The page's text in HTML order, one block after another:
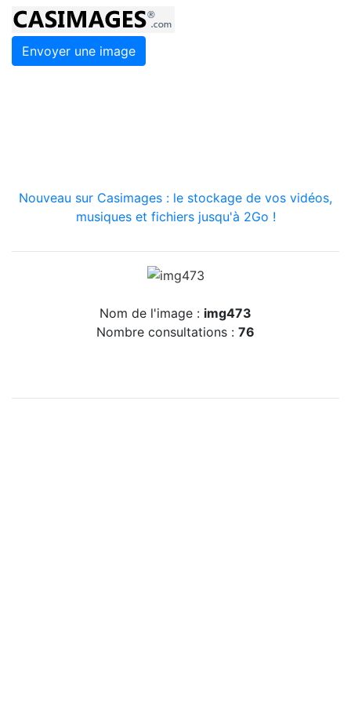
Envoyer une image
Nouveau sur Casimages : le stockage de vos vidéos,
musiques et fichiers jusqu'à 2Go !
Nom de l'image : img473
Nombre consultations : 76